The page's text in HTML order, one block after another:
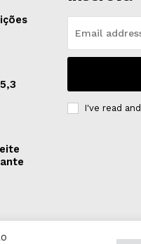
I've read